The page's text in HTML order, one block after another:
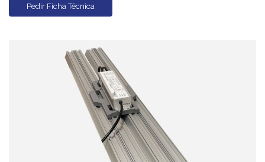
Pedir Ficha Técnica